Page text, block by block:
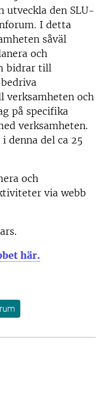
utveckla den SLU-
I detta
såväl
och
bidrar till
verksamheten och
på specifika
verksamheten.
denna del ca 25
och
via webb
här.